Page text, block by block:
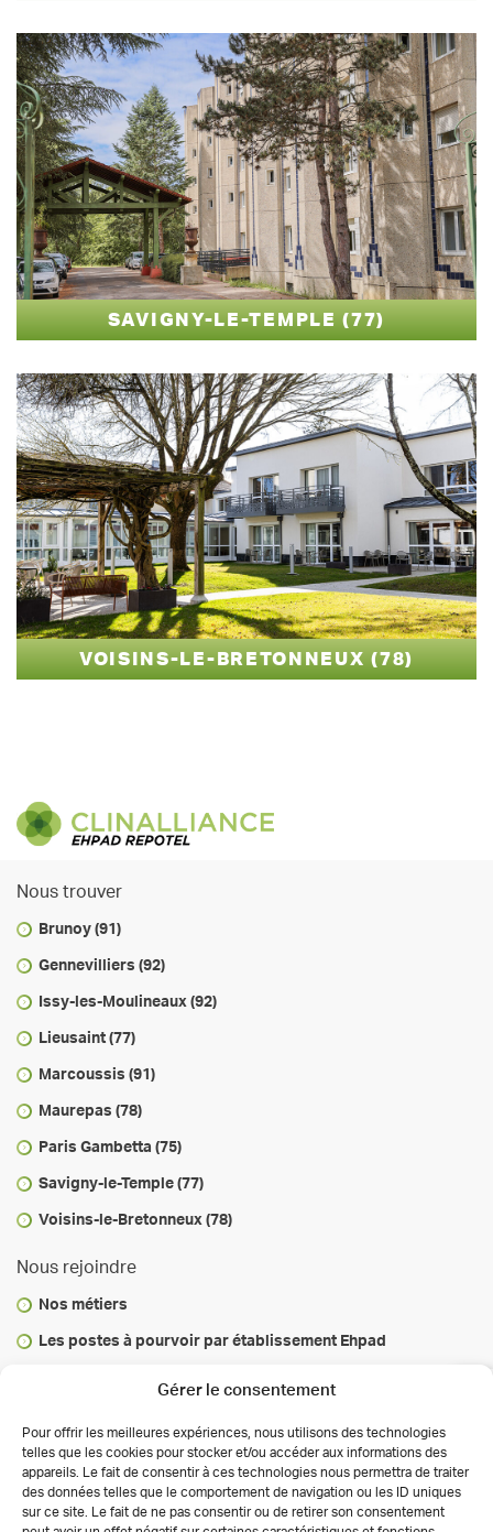
Gérer le consentement
Pour offrir les meilleures expériences, nous utilisons des technologies
telles que les cookies pour stocker et/ou accéder aux informations des
appareils. Le fait de consentir à ces technologies nous permettra de traiter
des données telles que le comportement de navigation ou les ID uniques
sur ce site. Le fait de ne pas consentir ou de retirer son consentement
SAVIGNY-LE-TEMPLE (77)
VOISINS-LE-BRETONNEUX (78)
Nous trouver
Brunoy (91)
Gennevilliers (92)
Issy-les-Moulineaux (92)
Lieusaint (77)
Marcoussis (91)
Maurepas (78)
Paris Gambetta (75)
Savigny-le-Temple (77)
Voisins-le-Bretonneux (78)
Nous rejoindre
Nos métiers
Les postes à pourvoir par établissement Ehpad
Infos & conseils
Actualités
Autorisations des activités de soins